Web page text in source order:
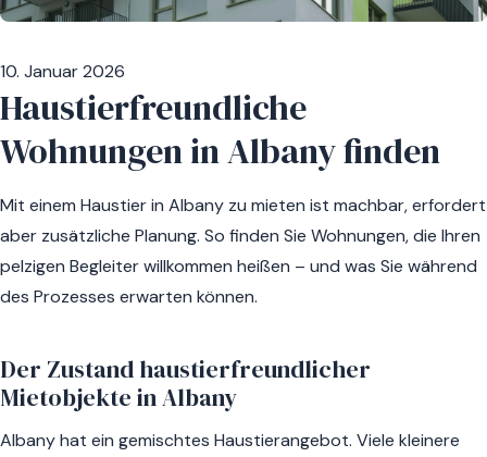
10. Januar 2026
Haustierfreundliche
Wohnungen in Albany finden
Mit einem Haustier in Albany zu mieten ist machbar, erfordert
aber zusätzliche Planung. So finden Sie Wohnungen, die Ihren
pelzigen Begleiter willkommen heißen – und was Sie während
des Prozesses erwarten können.
Der Zustand haustierfreundlicher
Mietobjekte in Albany
Albany hat ein gemischtes Haustierangebot. Viele kleinere